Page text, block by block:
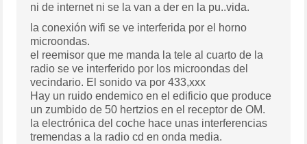
ni de internet ni se la van a der en la pu..vida.
la conexión wifi se ve interferida por el horno
microondas.
el reemisor que me manda la tele al cuarto de la
radio se ve interferido por los microondas del
vecindario. El sonido va por 433,xxx
Hay un ruido endemico en el edificio que produce
un zumbido de 50 hertzios en el receptor de OM.
la electrónica del coche hace unas interferencias
tremendas a la radio cd en onda media.